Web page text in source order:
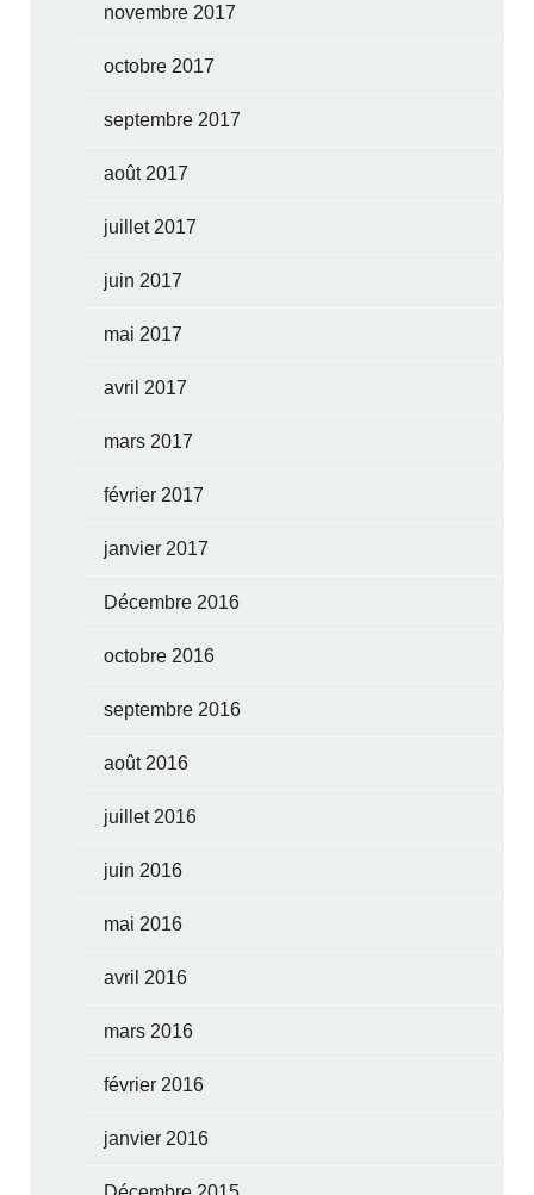
novembre 2017
octobre 2017
septembre 2017
août 2017
juillet 2017
juin 2017
mai 2017
avril 2017
mars 2017
février 2017
janvier 2017
Décembre 2016
octobre 2016
septembre 2016
août 2016
juillet 2016
juin 2016
mai 2016
avril 2016
mars 2016
février 2016
janvier 2016